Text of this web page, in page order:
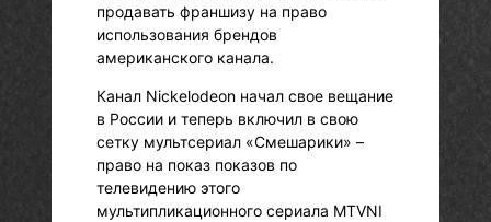
продавать франшизу на право
использования брендов
американского канала.
Канал Nickelodeon начал свое вещание
в России и теперь включил в свою
сетку мультсериал «Смешарики» –
право на показ показов по
телевидению этого
мультипликационного сериала MTVNI